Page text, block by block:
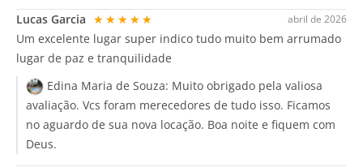
abril de 2026
Lucas Garcia ★★★★★
Um excelente lugar super indico tudo muito bem arrumado
lugar de paz e tranquilidade
Edina Maria de Souza: Muito obrigado pela valiosa
avaliação. Vcs foram merecedores de tudo isso. Ficamos
no aguardo de sua nova locação. Boa noite e fiquem com
Deus.